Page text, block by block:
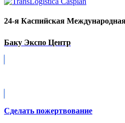
24-я Каспийская
Баку Экспо Центр
Сделать пожертвование